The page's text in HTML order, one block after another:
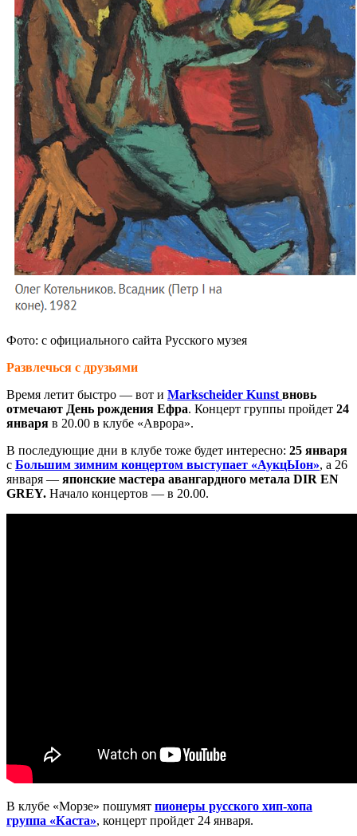
Фото: с официального сайта Русского музея
Развлечься с друзьями
Время летит быстро — вот и Markscheider Kunst вновь
отмечают День рождения Ефра. Концерт группы пройдет 24
января в 20.00 в клубе «Аврора».
В последующие дни в клубе тоже будет интересно: 25 января
с Большим зимним концертом выступает «АукцЫон», а 26
января — японские мастера авангардного метала DIR EN
GREY. Начало концертов — в 20.00.
В клубе «Морзе» пошумят пионеры русского хип-хопа
группа «Каста», концерт пройдет 24 января.